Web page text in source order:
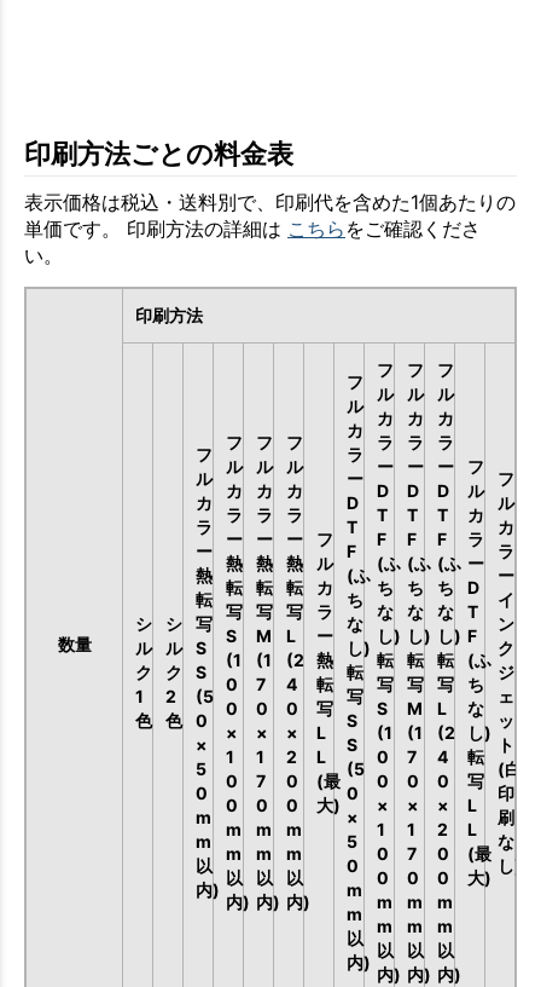
印刷方法ごとの料金表
表示価格は税込・送料別で、印刷代を含めた1個あたりの
単価です。 印刷方法の詳細は こちら をご確認くださ
い。
数量
印刷方法
シ
ル
ク
1
色
シ
ル
ク
2
色
フ
ル
カ
ラ
ー
熱
転
写
S
S
(5
0
×
5
0
m
m
以
内)
フ
ル
カ
ラ
ー
熱
転
写
S
(1
0
0
×
1
0
0
m
m
以
内)
フ
ル
カ
ラ
ー
熱
転
写
M
(1
7
0
×
1
7
0
m
m
以
内)
フ
ル
カ
ラ
ー
熱
転
写
L
(2
4
0
×
2
0
0
m
m
以
内)
フ
ル
カ
ラ
ー
熱
転
写
L
L
(最
大)
フ
ル
カ
ラ
ー
D
T
F
(ふ
ち
な
し)
転
写
S
S
(5
0
×
5
0
m
m
以
内)
フ
ル
カ
ラ
ー
D
T
F
(ふ
ち
な
し)
転
写
S
(1
0
0
×
1
0
0
m
m
以
内)
フ
ル
カ
ラ
ー
D
T
F
(ふ
ち
な
し)
転
写
M
(1
7
0
×
1
7
0
m
m
以
内)
フ
ル
カ
ラ
ー
D
T
F
(ふ
ち
な
し)
転
写
L
(2
4
0
×
2
0
0
m
m
以
内)
フ
ル
カ
ラ
ー
D
T
F
(ふ
ち
な
し)
転
写
L
L
(最
大)
フ
ル
カ
ラ
ー
イ
ン
ク
ジ
ェ
ッ
ト
(白
印
刷
な
し)